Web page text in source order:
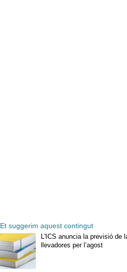
Et suggerim aquest contingut
L'ICS anuncia la previsió de
llevadores per l’agost